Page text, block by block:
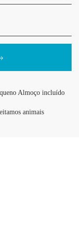
Almoço incluído
animais